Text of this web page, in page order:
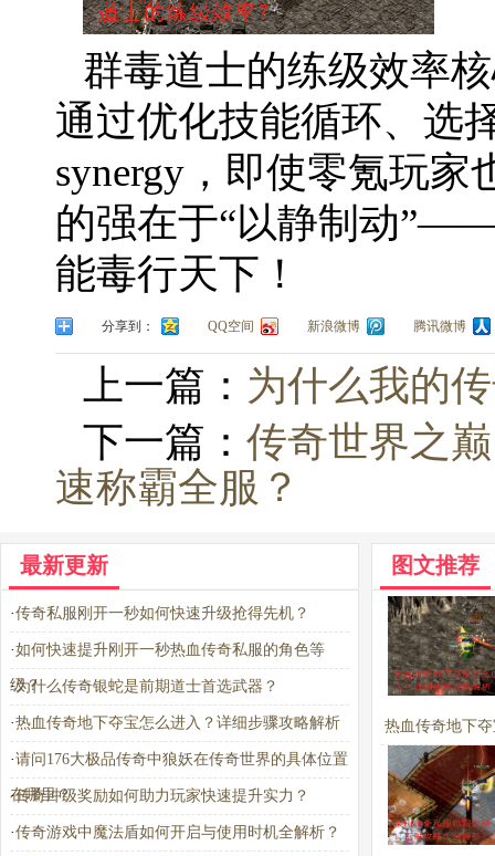
群毒道士的练级效率
通过优化技能循环、选
synergy，即使零氪玩
的强在于“以静制动
能毒行天下！
分享到： QQ空间 新浪微博 腾讯微博
上一篇： 为什么我的
下一篇： 传奇世界之
速称霸全服？
最新更新
·传奇私服刚开一秒如何快速升级抢得先机？
·如何快速提升刚开一秒热血传奇私服的角色等
级？
·为什么传奇银蛇是前期道士首选武器？
·热血传奇地下夺宝怎么进入？详细步骤攻略解析
·请问176大极品传奇中狼妖在传奇世界的具体位置
在哪里？
·传奇冲级奖励如何助力玩家快速提升实力？
·传奇游戏中魔法盾如何开启与使用时机全解析？
图文推荐
热血传奇地下
进入？详细步
析